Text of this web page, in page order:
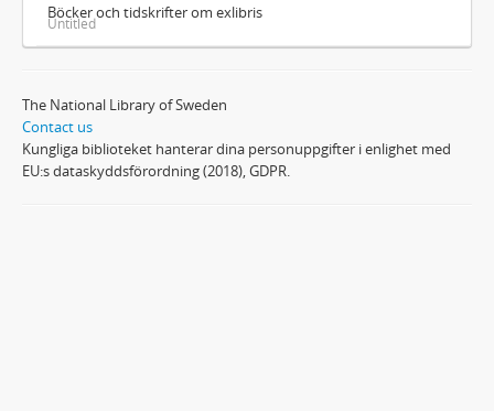
Böcker och tidskrifter om exlibris
Untitled
The National Library of Sweden
Contact us
Kungliga biblioteket hanterar dina personuppgifter i enlighet med
EU:s dataskyddsförordning (2018), GDPR.